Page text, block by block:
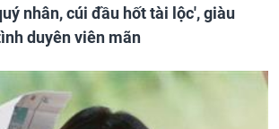
nhân, cúi đầu hốt tài lộc', giàu
duyên viên mãn